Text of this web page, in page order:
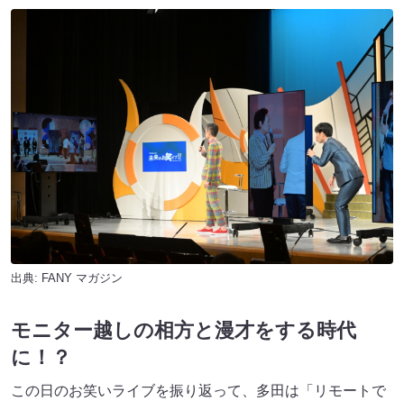
出典: FANY マガジン
モニター越しの相方と漫才をする時代
に！？
この日のお笑いライブを振り返って、多田は「リモートで